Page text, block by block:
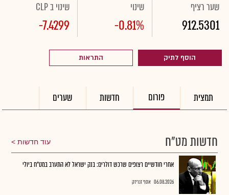
שער רציף
912.5301
שינוי
-0.81%
שינוי ב CLP
-7.4299
הוסף לתיק התראות
תמצית פורום חדשות שערים
חדשות מט"ח עוד חדשות
אחרי חודשיים רצופים שרכש דולרים: בנק ישראל לא התערב במט"ח ביולי
06.08.2026 אסף זגריזק